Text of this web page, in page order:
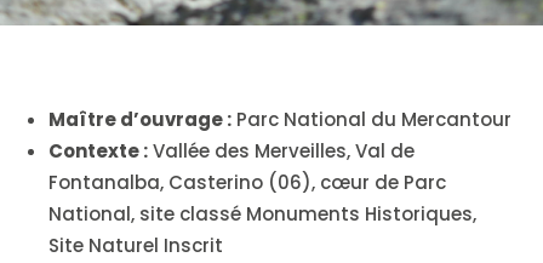
Maître d’ouvrage : Parc National du Mercantour
Contexte :Vallée des Merveilles, Val de
Fontanalba, Casterino (06), cœur de Parc
National, site classé Monuments Historiques,
Site Naturel Inscrit